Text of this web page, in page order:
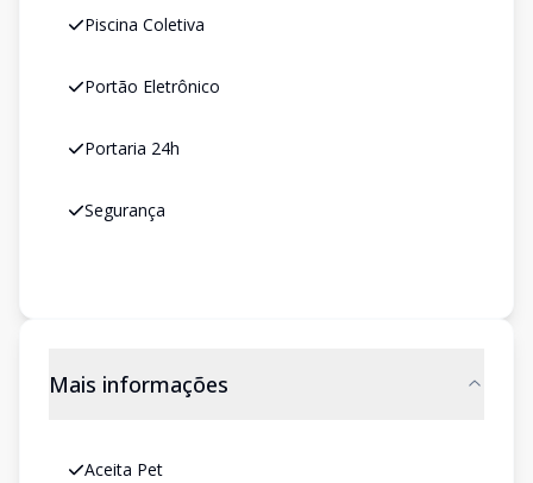
Piscina Coletiva
Portão Eletrônico
Portaria 24h
Segurança
Mais informações
Aceita Pet